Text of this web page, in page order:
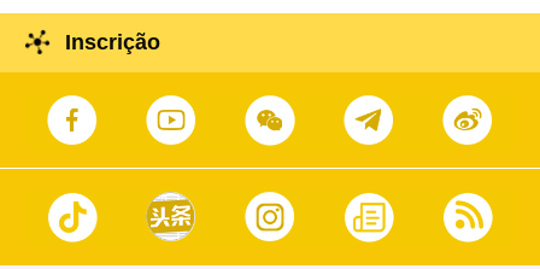
Inscrição